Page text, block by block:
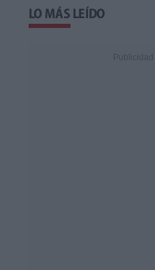
LO MÁS LEÍDO